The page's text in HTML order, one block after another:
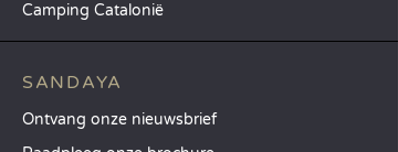
Camping Catalonië
SANDAYA
Ontvang onze nieuwsbrief